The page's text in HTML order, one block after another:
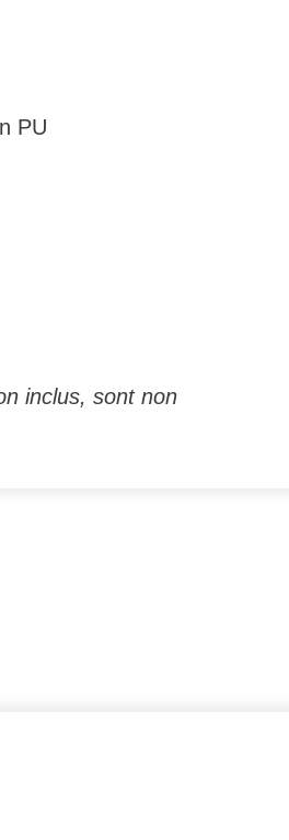
PU
inclus, sont non